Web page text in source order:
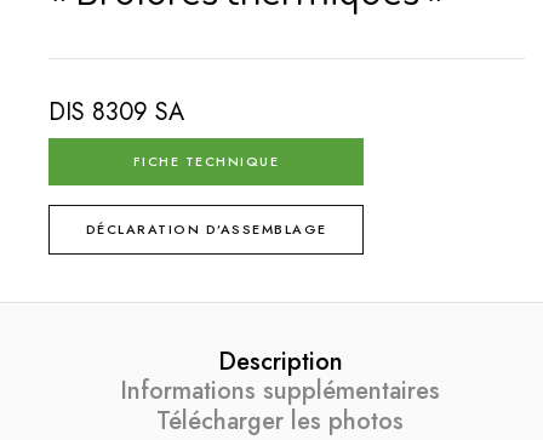
DIS 8309 SA
FICHE TECHNIQUE
DÉCLARATION D’ASSEMBLAGE
Description
Informations supplémentaires
Télécharger les photos